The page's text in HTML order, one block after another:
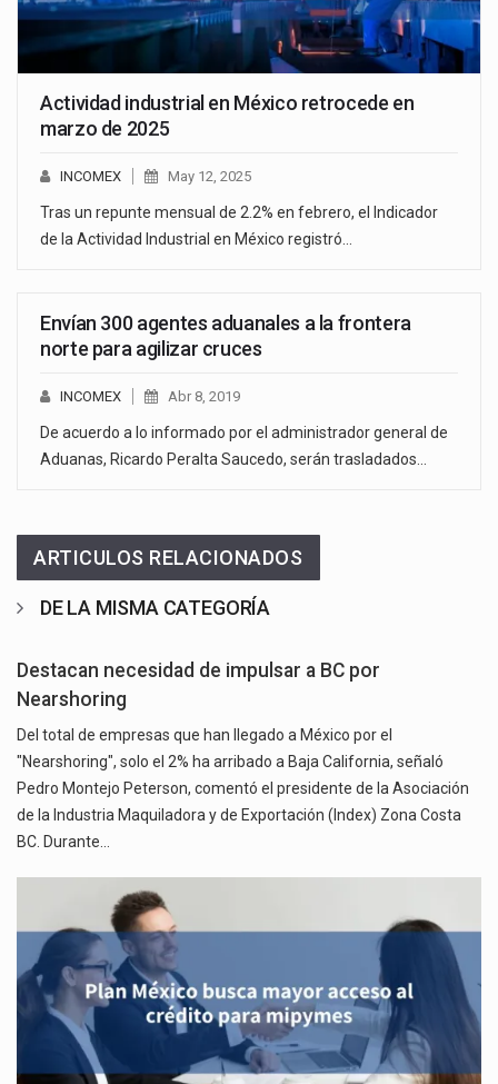
Actividad industrial en México retrocede en
marzo de 2025
INCOMEX May 12, 2025
Tras un repunte mensual de 2.2% en febrero, el Indicador
de la Actividad Industrial en México registró…
Envían 300 agentes aduanales a la frontera
norte para agilizar cruces
INCOMEX Abr 8, 2019
De acuerdo a lo informado por el administrador general de
Aduanas, Ricardo Peralta Saucedo, serán trasladados…
ARTICULOS RELACIONADOS
DE LA MISMA CATEGORÍA
Destacan necesidad de impulsar a BC por
Nearshoring
Del total de empresas que han llegado a México por el
"Nearshoring", solo el 2% ha arribado a Baja California, señaló
Pedro Montejo Peterson, comentó el presidente de la Asociación
de la Industria Maquiladora y de Exportación (Index) Zona Costa
BC. Durante…